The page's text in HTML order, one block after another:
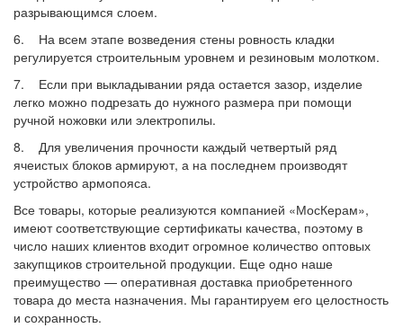
разрывающимся слоем.
6. На всем этапе возведения стены ровность кладки
регулируется строительным уровнем и резиновым молотком.
7. Если при выкладывании ряда остается зазор, изделие
легко можно подрезать до нужного размера при помощи
ручной ножовки или электропилы.
8. Для увеличения прочности каждый четвертый ряд
ячеистых блоков армируют, а на последнем производят
устройство армопояса.
Все товары, которые реализуются компанией «МосКерам»,
имеют соответствующие сертификаты качества, поэтому в
число наших клиентов входит огромное количество оптовых
закупщиков строительной продукции. Еще одно наше
преимущество — оперативная доставка приобретенного
товара до места назначения. Мы гарантируем его целостность
и сохранность.